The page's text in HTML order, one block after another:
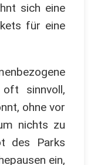
sich eine
für eine
sinnvoll,
ohne vor
nichts zu
des Parks
ein,